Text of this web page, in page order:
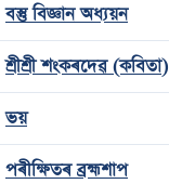
বস্তু বিজ্ঞান অধ্যয়ন
শ্ৰীশ্ৰী শংকৰদেৱ (কবিতা)
ভয়
পৰীক্ষিতৰ ব্ৰহ্মশাপ